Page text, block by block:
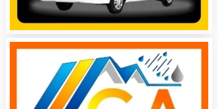
Audios para Eventos
Autobuses
Automatización